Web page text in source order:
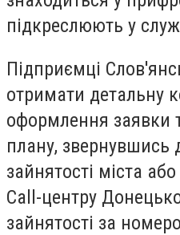
підкреслюють у
Підприємці
отримати детальну
оформлення заявки
плану, звернувшись
зайнятості міста
Call-центру
зайнятості за